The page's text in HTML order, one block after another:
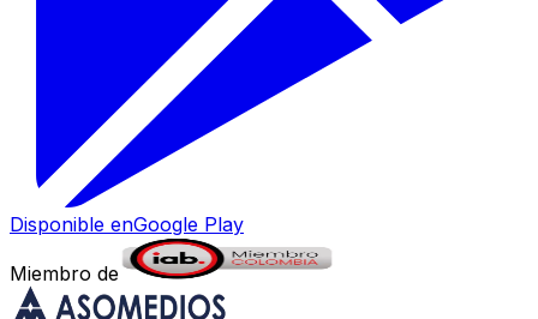
Disponible enGoogle Play
Miembro de